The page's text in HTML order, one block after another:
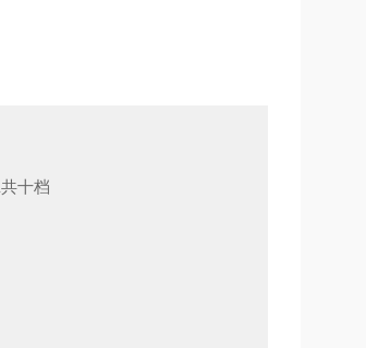
十档